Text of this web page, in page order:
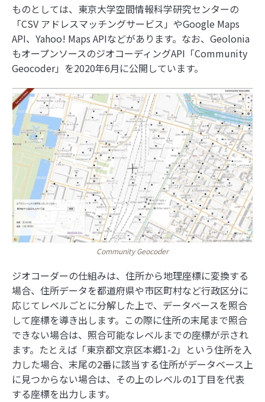
ものとしては、東京大学空間情報科学研究センターの
「CSV アドレスマッチングサービス」やGoogle Maps
API、Yahoo! Maps APIなどがあります。なお、Geolonia
もオープンソースのジオコーディングAPI「Community
Geocoder」を2020年6月に公開しています。
Community Geocoder
ジオコーダーの仕組みは、住所から地理座標に変換する
場合、住所データを都道府県や市区町村など行政区分に
応じてレベルごとに分解した上で、データベースを照合
して座標を導き出します。この際に住所の末尾まで照合
できない場合は、照合可能なレベルまでの座標が示され
ます。たとえば「東京都文京区本郷1-2」という住所を入
力した場合、末尾の2番に該当する住所がデータベース上
に見つからない場合は、その上のレベルの1丁目を代表
する座標を出力します。